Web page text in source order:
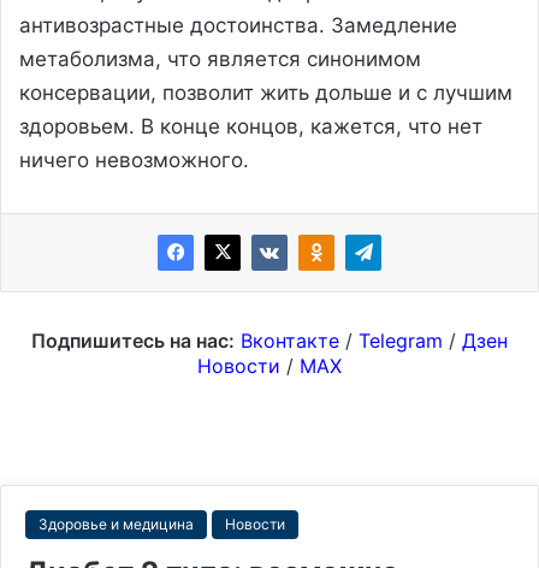
антивозрастные достоинства. Замедление
метаболизма, что является синонимом
консервации, позволит жить дольше и с лучшим
здоровьем. В конце концов, кажется, что нет
ничего невозможного.
Подпишитесь на нас: Вконтакте / Telegram / Дзен
Новости / MAX